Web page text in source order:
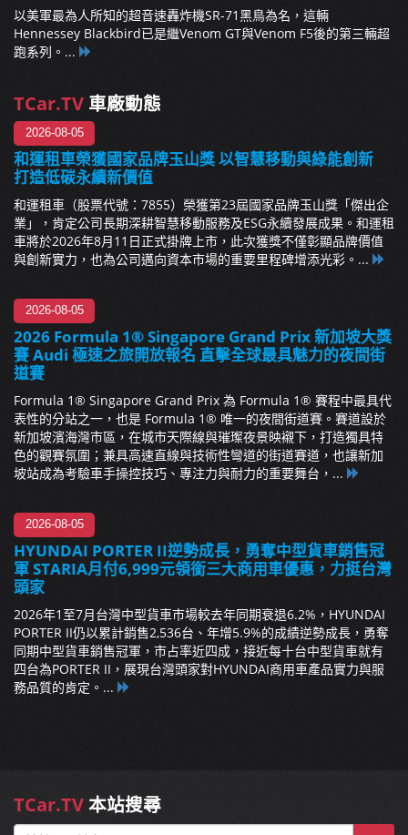
以美軍最為人所知的超音速轟炸機SR-71黑鳥為名，這輛
Hennessey Blackbird已是繼Venom GT與Venom F5後的第三輛超
跑系列。...
TCar.TV 車廠動態
2026-08-05
和運租車榮獲國家品牌玉山獎 以智慧移動與綠能創新
打造低碳永續新價值
和運租車（股票代號：7855）榮獲第23屆國家品牌玉山獎「傑出企
業」，肯定公司長期深耕智慧移動服務及ESG永續發展成果。和運租
車將於2026年8月11日正式掛牌上市，此次獲獎不僅彰顯品牌價值
與創新實力，也為公司邁向資本市場的重要里程碑增添光彩。...
2026-08-05
2026 Formula 1® Singapore Grand Prix 新加坡大獎
賽 Audi 極速之旅開放報名 直擊全球最具魅力的夜間街
道賽
Formula 1® Singapore Grand Prix 為 Formula 1® 賽程中最具代
表性的分站之一，也是 Formula 1® 唯一的夜間街道賽。賽道設於
新加坡濱海灣市區，在城市天際線與璀璨夜景映襯下，打造獨具特
色的觀賽氛圍；兼具高速直線與技術性彎道的街道賽道，也讓新加
坡站成為考驗車手操控技巧、專注力與耐力的重要舞台，...
2026-08-05
HYUNDAI PORTER II逆勢成長，勇奪中型貨車銷售冠
軍 STARIA月付6,999元領銜三大商用車優惠，力挺台灣
頭家
2026年1至7月台灣中型貨車市場較去年同期衰退6.2%，HYUNDAI
PORTER II仍以累計銷售2,536台、年增5.9%的成績逆勢成長，勇奪
同期中型貨車銷售冠軍，市占率近四成，接近每十台中型貨車就有
四台為PORTER II，展現台灣頭家對HYUNDAI商用車產品實力與服
務品質的肯定。...
TCar.TV本站搜尋